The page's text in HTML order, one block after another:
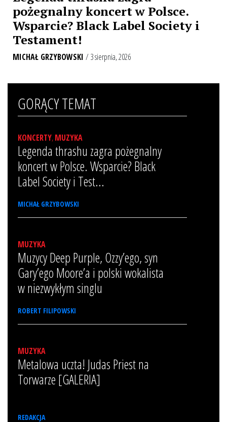
pożegnalny koncert w Polsce.
Wsparcie? Black Label Society i
Testament!
MICHAŁ GRZYBOWSKI / 3 sierpnia, 2026
GORĄCY TEMAT
KONCERTY,MUZYKA
Legenda thrashu zagra pożegnalny
koncert w Polsce. Wsparcie? Black
Label Society i Test...
MICHAŁ GRZYBOWSKI
MUZYKA
Muzycy Deep Purple, Ozzy’ego, syn
Gary’ego Moore’a i polski wokalista
w niezwykłym singlu
ROBERT FILIPOWSKI
MUZYKA
Metalowa uczta! Judas Priest na
Torwarze [GALERIA]
REDAKCJA